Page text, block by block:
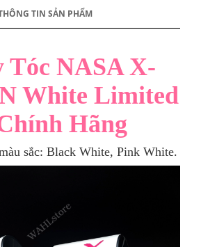
TIN SẢN PHẨM
Tóc NASA X-
White Limited
Hãng
sắc: Black White, Pink White.